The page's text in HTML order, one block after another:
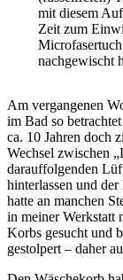
mit diesem
Zeit zum
nachgewischt
Am vergangenen
im Bad so
ca. 10 Jahren doch
Wechsel zwischen
darauffolgenden
hinterlassen und
hatte an manchen
in meiner Werkstatt
Korbs gesucht und
gestolpert – daher